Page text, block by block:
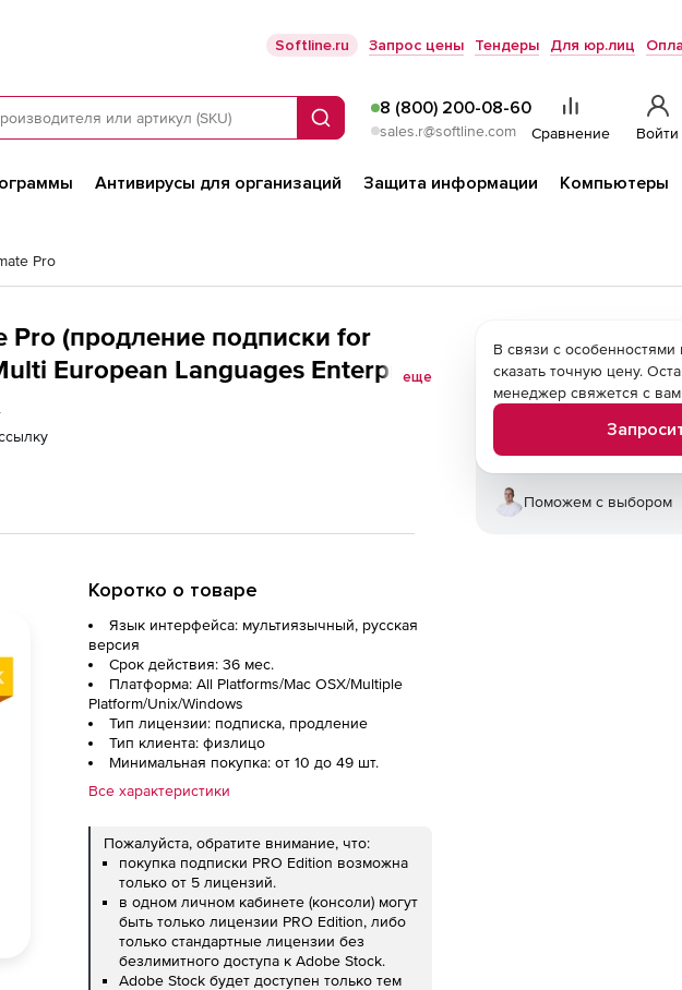
Softline.ru Запрос цены Тендеры Для юр.лиц
Поиск
8 (800) 200-08-60
sales.r@softline.com Сравнение Войти
Антивирусы для организаций Защита информации Компьютеры
Pro
Pro (продление подписки for
European Languages Enterprise
еще
Коротко о товаре
Язык интерфейса: мультиязычный, русская
версия
Срок действия: 36 мес.
Платформа: All Platforms/Mac OSX/Multiple
Platform/Unix/Windows
Тип лицензии: подписка, продление
Тип клиента: физлицо
Минимальная покупка: от 10 до 49 шт.
Все характеристики
Пожалуйста, обратите внимание, что:
покупка подписки PRO Edition возможна
только от 5 лицензий.
в одном личном кабинете (консоли) могут
быть только лицензии PRO Edition, либо
только стандартные лицензии без
безлимитного доступа к Adobe Stock.
Adobe Stock будет доступен только тем
В связи с
сказать точную цену.
менеджер свяжется с
Поможем с выбором